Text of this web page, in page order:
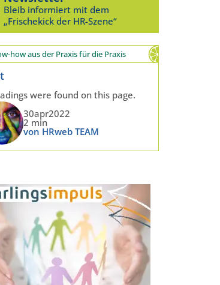
Bleib informiert mit dem
„Frischekick der HR-Szene“
how aus der Praxis für die Praxis
were found on this page.
30apr2022
2 min
von HRweb TEAM